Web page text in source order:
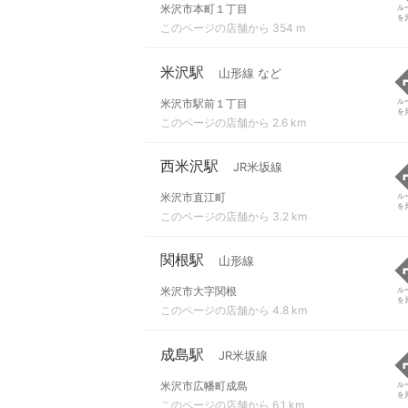
米沢市本町１丁目
このページの店舗から 354 m
ル
を
米沢駅 山形線 など
米沢市駅前１丁目
このページの店舗から 2.6 km
ル
を
西米沢駅 JR米坂線
米沢市直江町
このページの店舗から 3.2 km
ル
を
関根駅 山形線
米沢市大字関根
このページの店舗から 4.8 km
ル
を
成島駅 JR米坂線
米沢市広幡町成島
このページの店舗から 6.1 km
ル
を